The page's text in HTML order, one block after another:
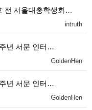
전 서울대총학생회…
intruth
년 서문 인터…
GoldenHen
년 서문 인터…
GoldenHen